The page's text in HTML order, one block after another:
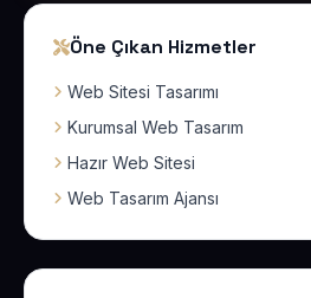
Öne Çıkan Hizmetler
Web Sitesi Tasarımı
Kurumsal Web Tasarım
Hazır Web Sitesi
Web Tasarım Ajansı